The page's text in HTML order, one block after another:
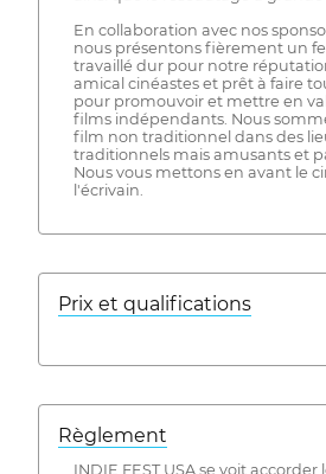
En collaboration avec nos
nous présentons fièrement un
travaillé dur pour notre
amical cinéastes et prêt à faire
pour promouvoir et mettre en
films indépendants. Nous
film non traditionnel dans des
traditionnels mais amusants et
Nous vous mettons en avant le
l'écrivain.
Prix ​​et qualifications
Règlement
INDIE FEST USA se voit